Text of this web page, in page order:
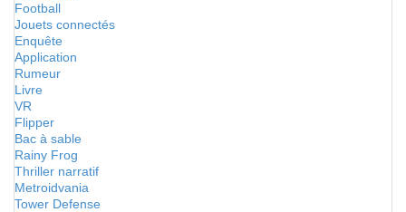
Football
Jouets connectés
Enquête
Application
Rumeur
Livre
VR
Flipper
Bac à sable
Rainy Frog
Thriller narratif
Metroidvania
Tower Defense